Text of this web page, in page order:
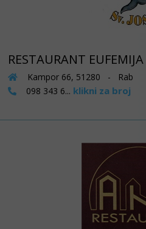
RESTAURANT EUFEMIJA
Kampor 66, 51280 - Rab
098 343 6... klikni za broj